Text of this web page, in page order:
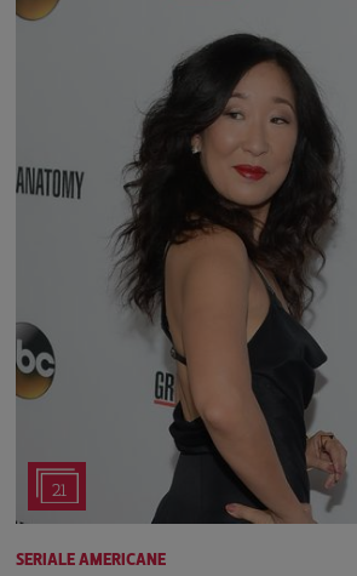
21
SERIALE AMERICANE